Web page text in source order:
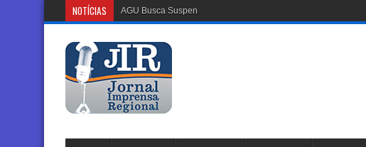
NOTÍCIAS AGU Busca Suspender Plataforma Discor